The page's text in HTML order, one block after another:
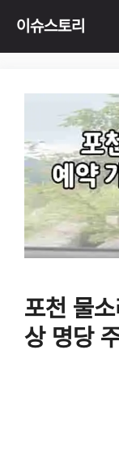
Skip이슈스토리
포천 물
상 명당